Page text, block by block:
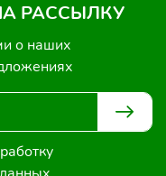
РАССЫЛКУ
о наших